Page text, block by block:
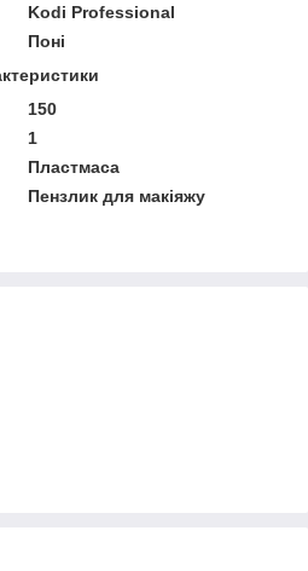
Kodi Professional
Поні
150
1
Пластмаса
Пензлик для макіяжу